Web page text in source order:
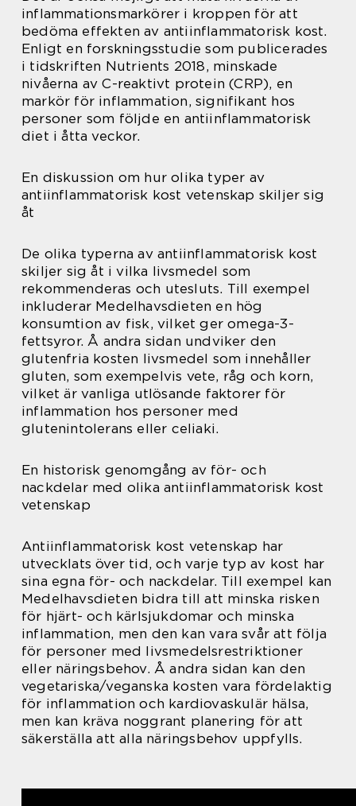
inflammationsmarkörer i kroppen för att
bedöma effekten av antiinflammatorisk kost.
Enligt en forskningsstudie som publicerades
i tidskriften Nutrients 2018, minskade
nivåerna av C-reaktivt protein (CRP), en
markör för inflammation, signifikant hos
personer som följde en antiinflammatorisk
diet i åtta veckor.
En diskussion om hur olika typer av
antiinflammatorisk kost vetenskap skiljer sig
åt
De olika typerna av antiinflammatorisk kost
skiljer sig åt i vilka livsmedel som
rekommenderas och utesluts. Till exempel
inkluderar Medelhavsdieten en hög
konsumtion av fisk, vilket ger omega-3-
fettsyror. Å andra sidan undviker den
glutenfria kosten livsmedel som innehåller
gluten, som exempelvis vete, råg och korn,
vilket är vanliga utlösande faktorer för
inflammation hos personer med
glutenintolerans eller celiaki.
En historisk genomgång av för- och
nackdelar med olika antiinflammatorisk kost
vetenskap
Antiinflammatorisk kost vetenskap har
utvecklats över tid, och varje typ av kost har
sina egna för- och nackdelar. Till exempel kan
Medelhavsdieten bidra till att minska risken
för hjärt- och kärlsjukdomar och minska
inflammation, men den kan vara svår att följa
för personer med livsmedelsrestriktioner
eller näringsbehov. Å andra sidan kan den
vegetariska/veganska kosten vara fördelaktig
för inflammation och kardiovaskulär hälsa,
men kan kräva noggrant planering för att
säkerställa att alla näringsbehov uppfylls.